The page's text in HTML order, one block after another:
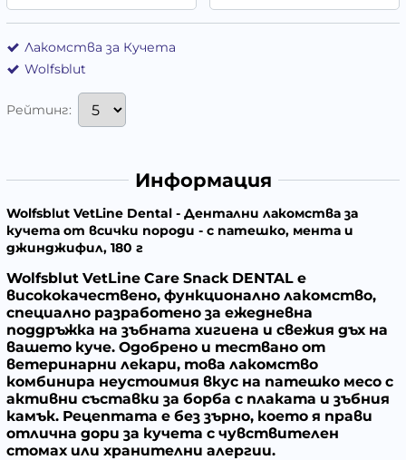
Лакомства за Кучета
Wolfsblut
Рейтинг:
Информация
Wolfsblut VetLine Dental - Дентални лакомства за
кучета от всички породи - с патешко, мента и
джинджифил, 180 г
Wolfsblut VetLine Care Snack DENTAL е
висококачествено, функционално лакомство,
специално разработено за ежедневна
поддръжка на зъбната хигиена и свежия дъх на
вашето куче. Одобрено и тествано от
ветеринарни лекари, това лакомство
комбинира неустоимия вкус на патешко месо с
активни съставки за борба с плаката и зъбния
камък. Рецептата е без зърно, което я прави
отлична дори за кучета с чувствителен
стомах или хранителни алергии.